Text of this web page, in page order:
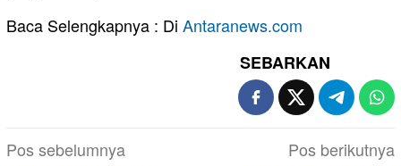
Baca Selengkapnya : Di Antaranews.com
SEBARKAN
Navigasi
Pos sebelumnya
Pos berikutnya